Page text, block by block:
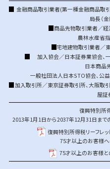
金融商品取引業者(第一種金融商品取
局長（
商品先物取引業者／
農林水産省
宅地建物取引業者／
加入協会／日本証券業協会、
日本商品
一般社団法人日本STO協会、 公
加入取引所／東京証券取引所、大阪取
屋証
復興特別所
2013年1月1日から2037年12月31日まで
復興特別所得税リーフレッ
75才以上のお客様
75才以上のお客様と